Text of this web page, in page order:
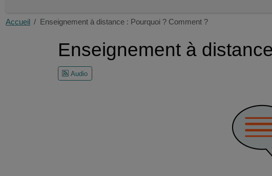
Accueil Enseignement à distance : Pourquoi ? Comment ?
Enseignement à
Audio